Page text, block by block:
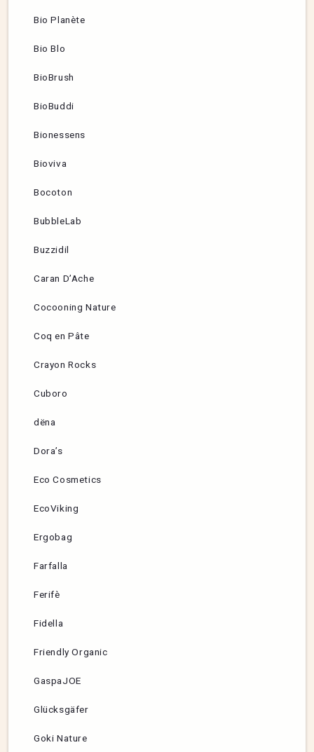
Bio Planète
Bio Blo
BioBrush
BioBuddi
Bionessens
Bioviva
Bocoton
BubbleLab
Buzzidil
Caran D’Ache
Cocooning Nature
Coq en Pâte
Crayon Rocks
Cuboro
dëna
Dora’s
Eco Cosmetics
EcoViking
Ergobag
Farfalla
Ferifè
Fidella
Friendly Organic
GaspaJOE
Glücksgäfer
Goki Nature